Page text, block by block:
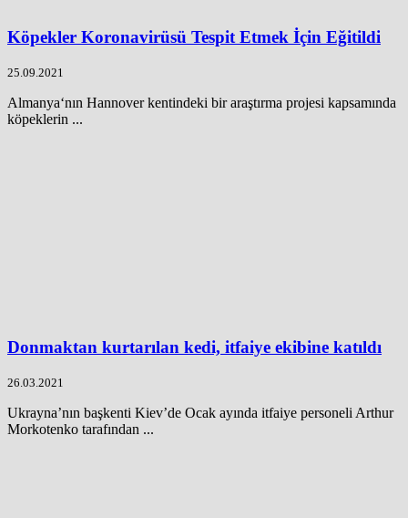
Köpekler Koronavirüsü Tespit Etmek İçin Eğitildi
25.09.2021
Almanya‘nın Hannover kentindeki bir araştırma projesi kapsamında
köpeklerin ...
Donmaktan kurtarılan kedi, itfaiye ekibine katıldı
26.03.2021
Ukrayna’nın başkenti Kiev’de Ocak ayında itfaiye personeli Arthur
Morkotenko tarafından ...